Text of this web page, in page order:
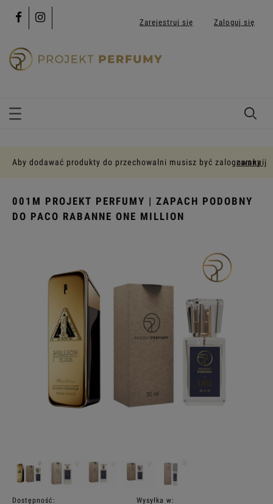
Zarejestruj się Zaloguj się
zamknij
Aby dodawać produkty do przechowalni musisz być zalogowany
001M PROJEKT PERFUMY | ZAPACH PODOBNY
DO PACO RABANNE ONE MILLION
Dostępność:
Wysyłka w: